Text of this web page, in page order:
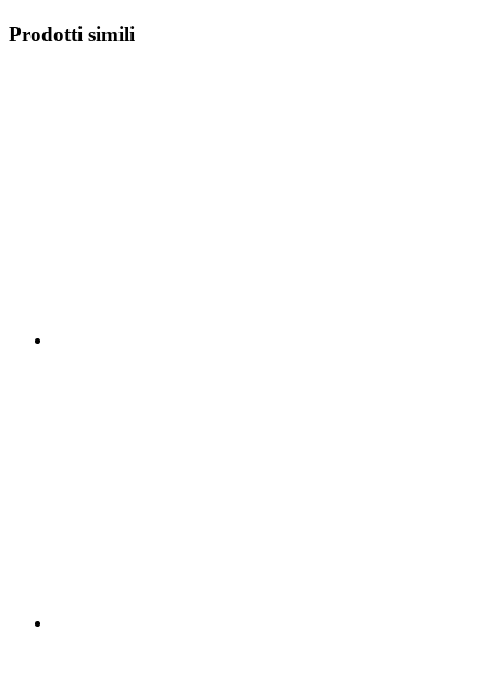
Prodotti simili